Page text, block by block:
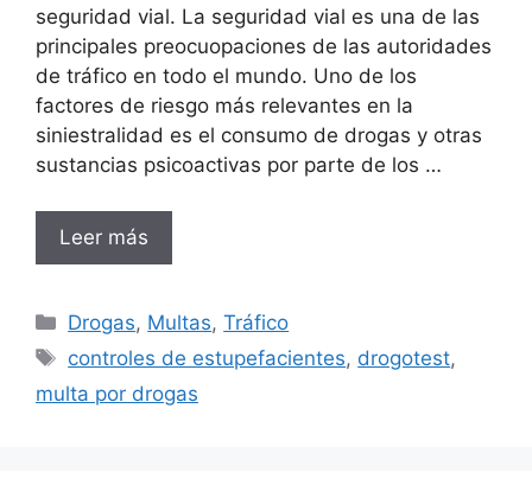
seguridad vial. La seguridad vial es una de las
principales preocuopaciones de las autoridades
de tráfico en todo el mundo. Uno de los
factores de riesgo más relevantes en la
siniestralidad es el consumo de drogas y otras
sustancias psicoactivas por parte de los …
Leer más
Categorías
Drogas, Multas,Tráfico
Etiquetas
controles de estupefacientes, drogotest,
multa por drogas